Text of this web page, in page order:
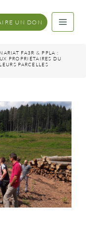
UN DON
FA3R & PPLA :
PROPRIÉTAIRES DU
PARCELLES